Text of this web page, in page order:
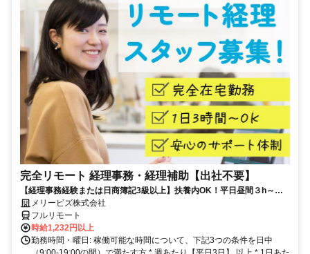
完全リモート 経理事務・経理補助【出社不要】
【経理事務経験または日商簿記3級以上】扶養内OK！平日昼間３h～。
完全在宅で育児・介護中の方も大歓迎♪
メリービズ株式会社
フルリモート
時給1,232円以上
勤務時間・曜日: 稼働可能な時間について、下記3つの条件を日中